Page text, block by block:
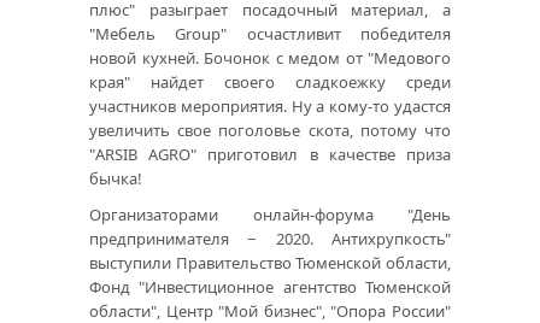
плюс" разыграет посадочный материал, а
"Мебель Group" осчастливит победителя
новой кухней. Бочонок с медом от "Медового
края" найдет своего сладкоежку среди
участников мероприятия. Ну а кому-то удастся
увеличить свое поголовье скота, потому что
"ARSIB AGRO" приготовил в качестве приза
бычка!
Организаторами онлайн-форума "День
предпринимателя − 2020. Антихрупкость"
выступили Правительство Тюменской области,
Фонд "Инвестиционное агентство Тюменской
области", Центр "Мой бизнес", "Опора России"